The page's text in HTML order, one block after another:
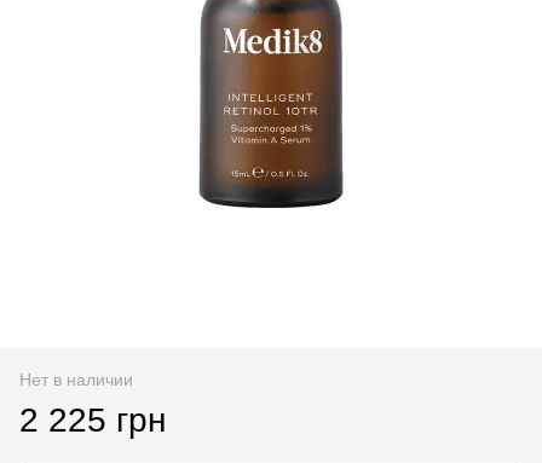
Нет в наличии
2 225 грн